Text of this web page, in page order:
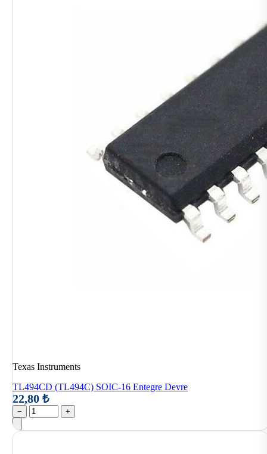
Texas Instruments
TL494CD (TL494C) SOIC-16 Entegre Devre
22,80 ₺
− +